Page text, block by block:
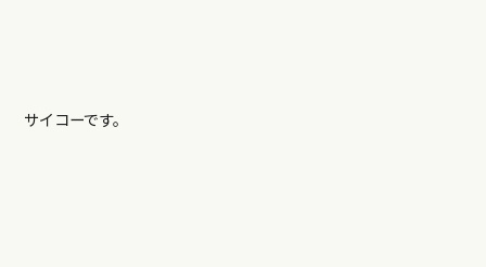
サイコーです。